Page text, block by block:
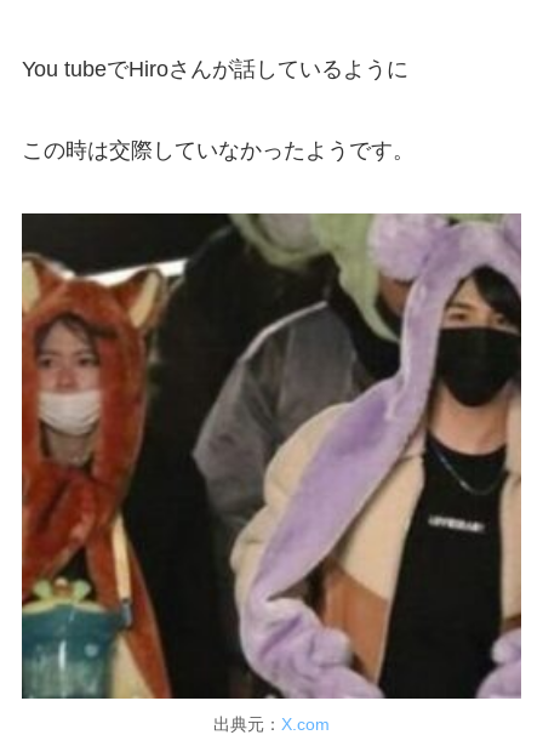
You tubeでHiroさんが話しているように
この時は交際していなかったようです。
出典元： X.com